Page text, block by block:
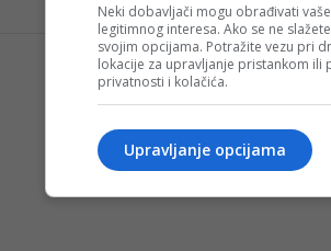
Neki dobavljači mogu obrađivati
legitimnog interesa. Ako se ne
svojim opcijama. Potražite vezu pri
lokacije za upravljanje pristankom ili
privatnosti i kolačića.
Upravljanje opcijama